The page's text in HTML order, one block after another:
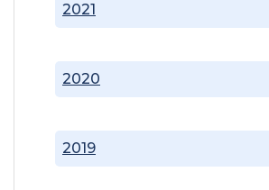
2019
2020
2021